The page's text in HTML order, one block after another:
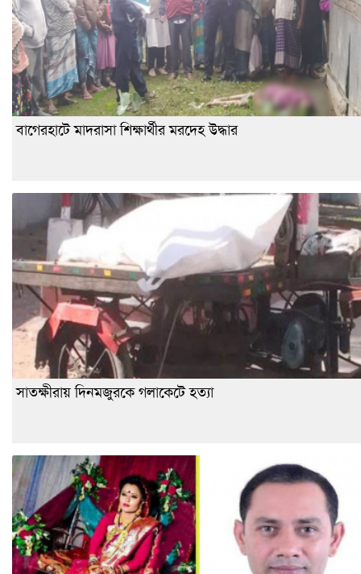
বাগেরহাটে মাদরাসা শিক্ষার্থীর মরদেহ উদ্ধার
সাতক্ষীরায় দিনমজুরকে গলাকেটে হত্যা